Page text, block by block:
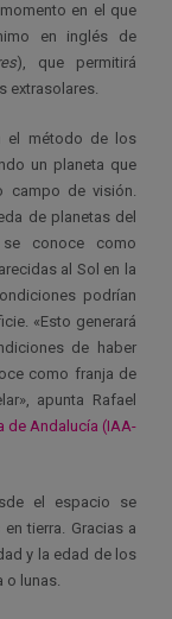
en el que
en inglés de
), que permitirá
extrasolares.
el método de los
un planeta que
campo de visión.
de planetas del
conoce como
al Sol en la
podrían
«Esto generará
de haber
como franja de
apunta Rafael
de Andalucía (IAA-
el espacio se
tierra. Gracias a
y la edad de los
o lunas.